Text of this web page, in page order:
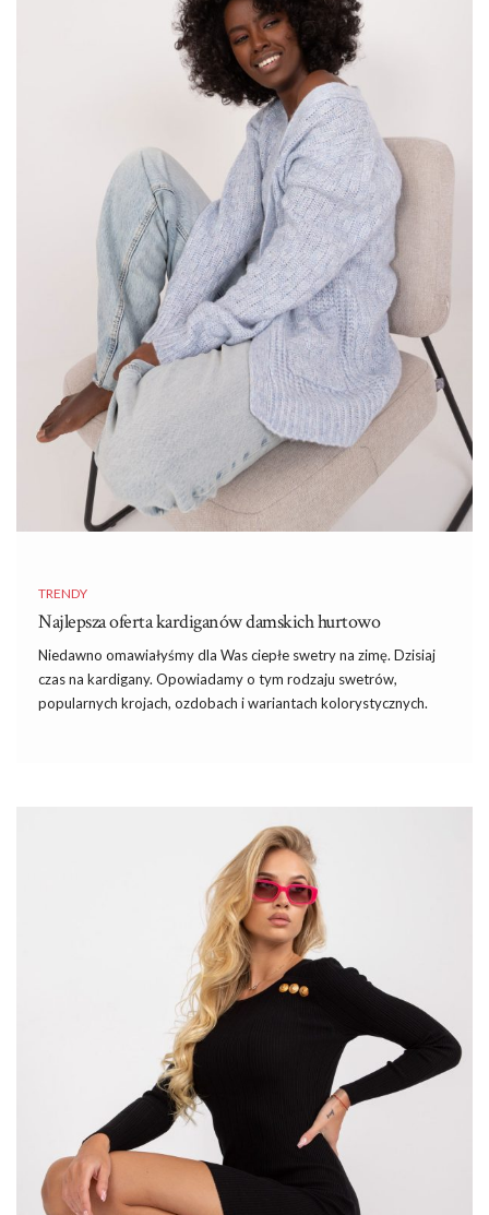
TRENDY
Najlepsza oferta kardiganów damskich hurtowo
Niedawno omawiałyśmy dla Was ciepłe swetry na zimę. Dzisiaj
czas na kardigany. Opowiadamy o tym rodzaju swetrów,
popularnych krojach, ozdobach i wariantach kolorystycznych.
Kardigan – co to za ubranie?
Kardigany są rodzajem swetrów bez kołnierza, z długim
rękawem (lub 3/4). Zazwyczaj mają one przedłużony krój i są
zapinane z przodu. Uniwersalne ubranie jest popularne zarówno
w modzie damskiej jak i męskiej, a także dziecięcej. Bez wątpienia
najpopularniejsze są długiekardiganyz ciepłych tkanin, dlatego
najwięcej kobiet nosi je zimą, mimo żekardigany
są ubraniem
doskonałym na cały rok. …